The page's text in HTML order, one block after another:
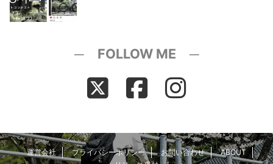
─ FOLLOW ME ─
運営会社 プライバシーポリシー お問い合わせ
ABOUT